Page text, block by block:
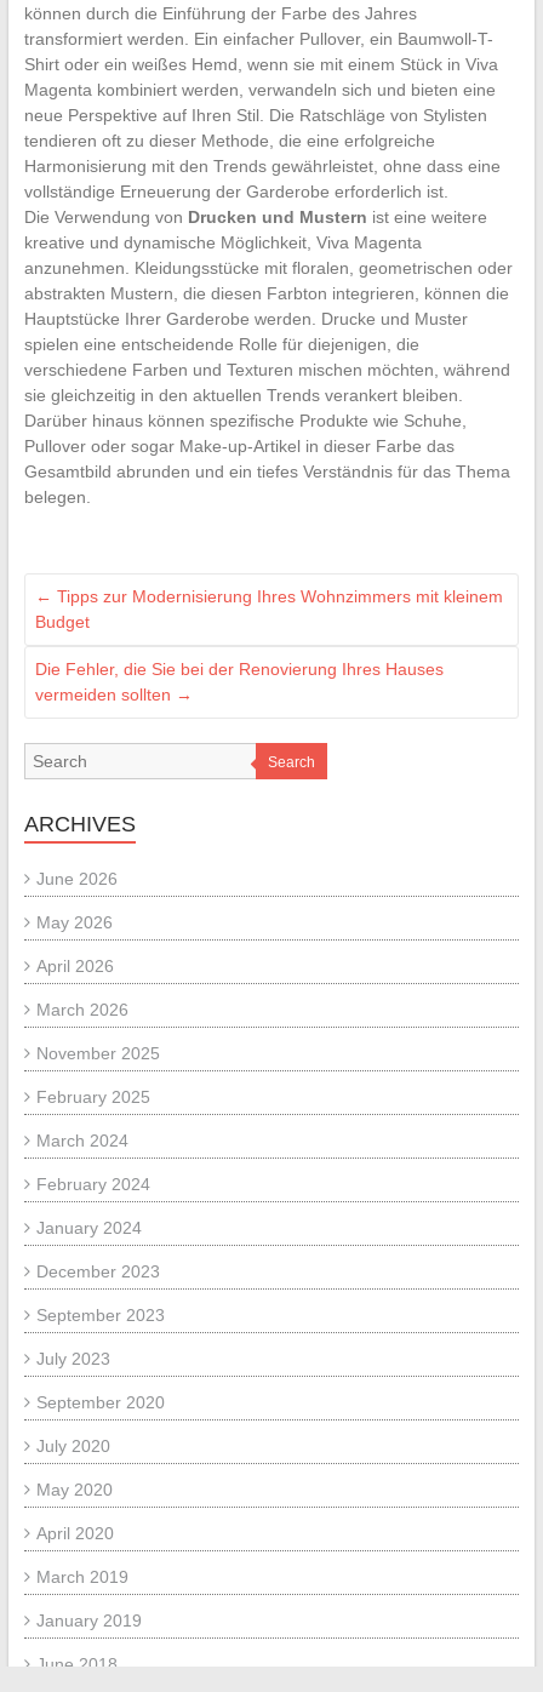
können durch die Einführung der Farbe des Jahres
transformiert werden. Ein einfacher Pullover, ein Baumwoll-T-
Shirt oder ein weißes Hemd, wenn sie mit einem Stück in Viva
Magenta kombiniert werden, verwandeln sich und bieten eine
neue Perspektive auf Ihren Stil. Die Ratschläge von Stylisten
tendieren oft zu dieser Methode, die eine erfolgreiche
Harmonisierung mit den Trends gewährleistet, ohne dass eine
vollständige Erneuerung der Garderobe erforderlich ist.
Die Verwendung von Drucken und Mustern ist eine weitere
kreative und dynamische Möglichkeit, Viva Magenta
anzunehmen. Kleidungsstücke mit floralen, geometrischen oder
abstrakten Mustern, die diesen Farbton integrieren, können die
Hauptstücke Ihrer Garderobe werden. Drucke und Muster
spielen eine entscheidende Rolle für diejenigen, die
verschiedene Farben und Texturen mischen möchten, während
sie gleichzeitig in den aktuellen Trends verankert bleiben.
Darüber hinaus können spezifische Produkte wie Schuhe,
Pullover oder sogar Make-up-Artikel in dieser Farbe das
Gesamtbild abrunden und ein tiefes Verständnis für das Thema
belegen.
← Tipps zur Modernisierung Ihres Wohnzimmers mit kleinem
Budget
Die Fehler, die Sie bei der Renovierung Ihres Hauses
vermeiden sollten →
Search
ARCHIVES
June 2026
May 2026
April 2026
March 2026
November 2025
February 2025
March 2024
February 2024
January 2024
December 2023
September 2023
July 2023
September 2020
July 2020
May 2020
April 2020
March 2019
January 2019
June 2018